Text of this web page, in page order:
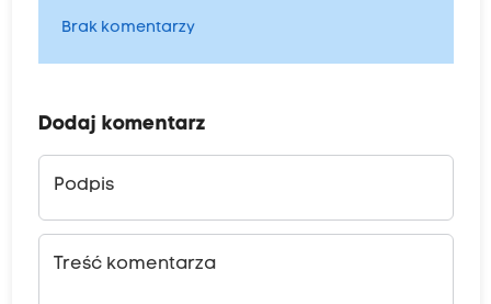
Brak komentarzy
Dodaj komentarz
Podpis
Treść komentarza